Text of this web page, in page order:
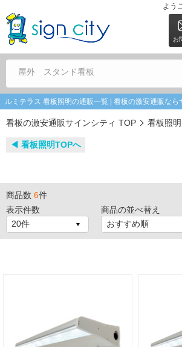
よう
お
屋外 スタンド看板
ルミテラス 看板照明の通販一覧 | 看板の激安通販なら
看板の激安通販サインシティ TOP 看板照明
◀︎ 看板照明TOPへ
商品数 6件
表示件数
商品の並べ替え